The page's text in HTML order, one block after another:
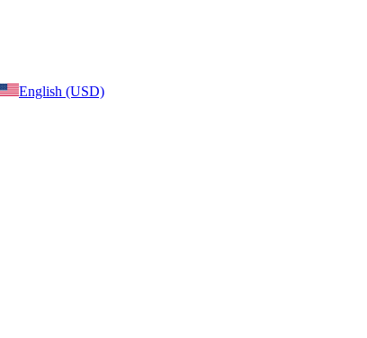
English (USD)